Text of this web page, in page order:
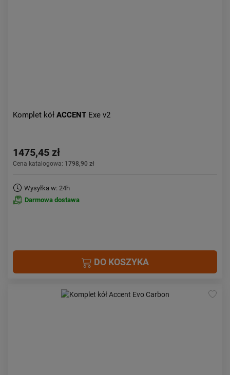
Komplet kół ACCENT Exe v2
1475,45 zł
Cena katalogowa: 1798,90 zł
Wysyłka w: 24h
Darmowa dostawa
DO KOSZYKA